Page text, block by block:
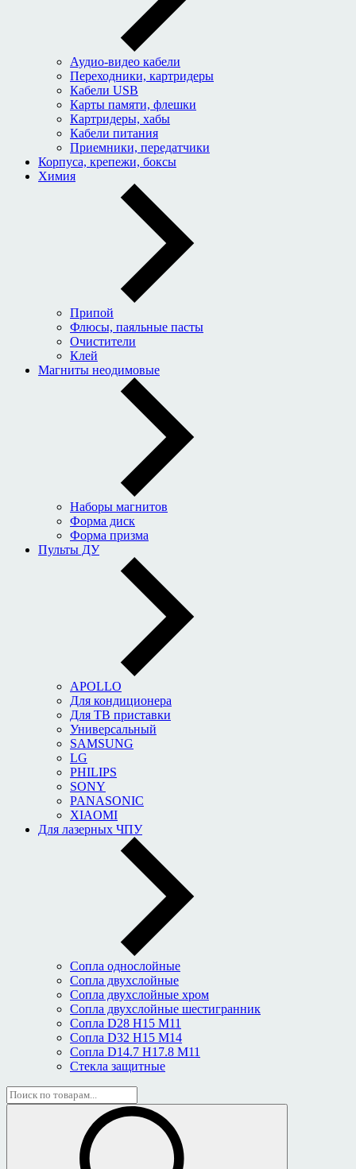
Аудио-видео кабели
Переходники, картридеры
Кабели USB
Карты памяти, флешки
Картридеры, хабы
Кабели питания
Приемники, передатчики
Корпуса, крепежи, боксы
Химия
Припой
Флюсы, паяльные пасты
Очистители
Клей
Магниты неодимовые
Наборы магнитов
Форма диск
Форма призма
Пульты ДУ
APOLLO
Для кондиционера
Для ТВ приставки
Универсальный
SAMSUNG
LG
PHILIPS
SONY
PANASONIC
XIAOMI
Для лазерных ЧПУ
Сопла однослойные
Сопла двухслойные
Сопла двухслойные хром
Сопла двухслойные шестигранник
Сопла D28 H15 M11
Сопла D32 H15 M14
Сопла D14.7 H17.8 M11
Стекла защитные